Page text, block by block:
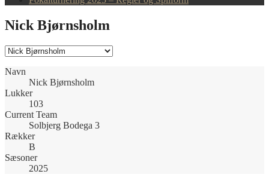
Nick Bjørnsholm
Navn
Nick Bjørnsholm
Lukker
103
Current Team
Solbjerg Bodega 3
Rækker
B
Sæsoner
2025